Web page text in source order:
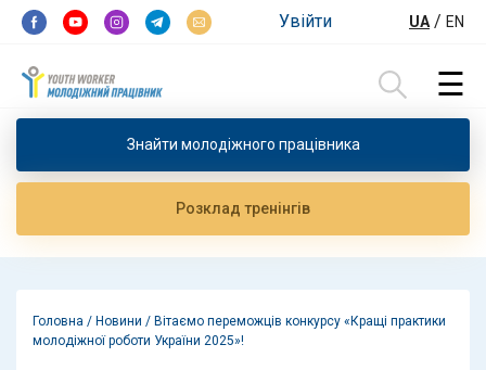
Перейти до контенту Увійти UA/ EN
Пошук: ☰
Знайти молодiжного працiвника
Розклад тренiнгiв
Головна / Новини / Вітаємо переможців конкурсу «Кращі практики
молодіжної роботи України 2025»!